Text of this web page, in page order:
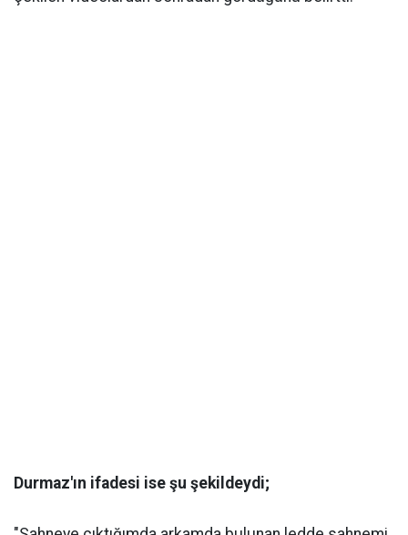
Durmaz'ın ifadesi ise şu şekildeydi;